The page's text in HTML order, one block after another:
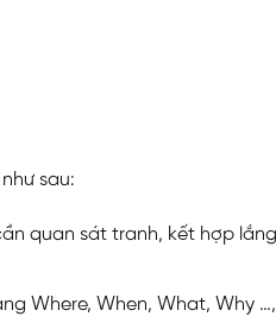
sau:
quan sát tranh, kết hợp
Where, When, What, Why